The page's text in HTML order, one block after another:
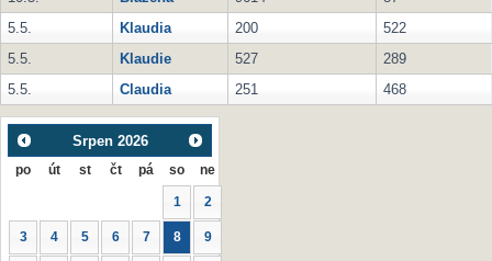
5.5.
Klaudia 200
522
5.5.
Klaudie 527
289
5.5.
Claudia 251 468
Srpen 2026
po út st čt pá so ne
1 2
3 4 5 6 7 8 9